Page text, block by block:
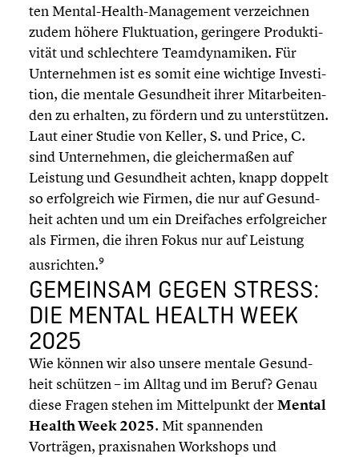
ten Mental-Health-Management verzeich­nen
zudem höhere Fluktua­tion, geringere Produk­ti­
vi­tät und schlech­tere Teamdy­na­mi­ken. Für
Unter­neh­men ist es somit eine wichtige Inves­ti­
tion, die mentale Gesund­heit ihrer Mitar­bei­ten­
den zu erhalten, zu fördern und zu unter­stüt­zen.
Laut einer Studie von Keller, S. und Price, C.
sind Unter­neh­men, die gleicher­ma­ßen auf
Leistung und Gesund­heit achten, knapp doppelt
so erfolg­reich wie Firmen, die nur auf Gesund­
heit achten und um ein Dreifa­ches erfolg­rei­cher
als Firmen, die ihren Fokus nur auf Leistung
ausrich­ten.9
GEMEINSAM GEGEN STRESS:
DIE MENTAL HEALTH WEEK
2025
Wie können wir also unsere mentale Gesund­
heit schützen – im Alltag und im Beruf? Genau
diese Fragen stehen im Mittel­punkt derMental
Health Week 2025. Mit spannen­den
Vorträgen, praxis­na­hen Workshops und